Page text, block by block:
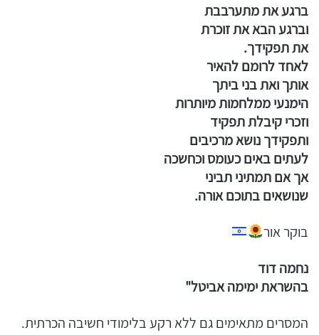
ברגע את מתערבבת
וברגע הבא את זוכרת
את תפקידך.
לאחד לרומם להאיר
אותך ואת בני ביתך
הימנעי ממלחמות מיותרות
וזכרי קיבלת תפקיד
ותפקידך נושא מרכיבים
לעתים באים כעומס וכחשכה
אך אם תמתיני תביני
שנושאים בתוכם אורה.
בוקר אור
נחמה דוד
בהשראת ימימה אביטל"
המסרים מתאימים גם ללא רקע בלימודי חשיבה הכרתית.